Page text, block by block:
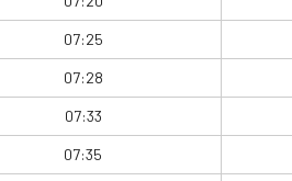
07:25
07:28
07:33
07:35